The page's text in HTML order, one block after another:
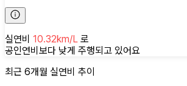
실연비 10.32km/L 로
공인연비보다 낮게 주행되고 있어요
최근 6개월 실연비 추이